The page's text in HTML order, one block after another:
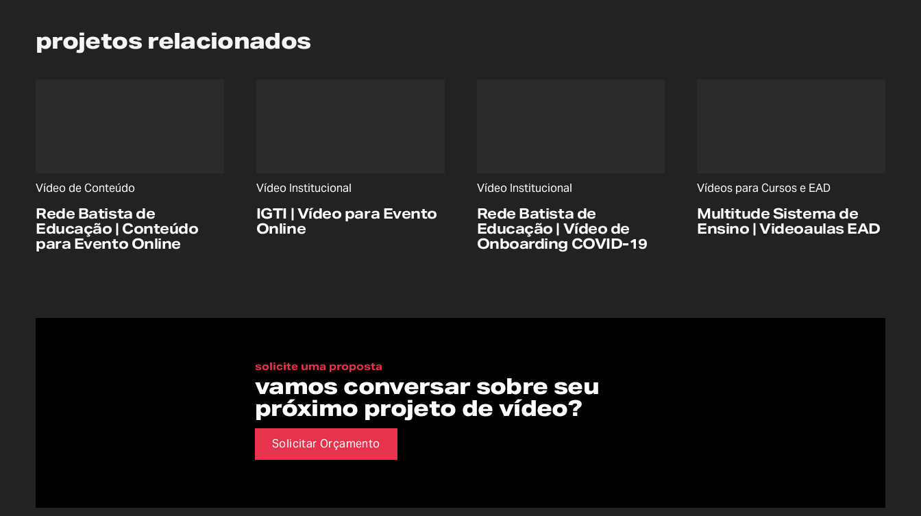
projetos relacionados
Rede Batista de
Educação | Conteúdo
para Evento Online
Vídeo de Conteúdo
IGTI | Vídeo para Evento
Online
Vídeo Institucional
Rede Batista de
Educação | Vídeo de
Onboarding COVID-19
Vídeo Institucional
Multitude Sistema de
Ensino | Videoaulas EAD
Vídeos para Cursos e EAD
solicite uma proposta
vamos conversar sobre seu
próximo projeto de vídeo?
Solicitar Orçamento